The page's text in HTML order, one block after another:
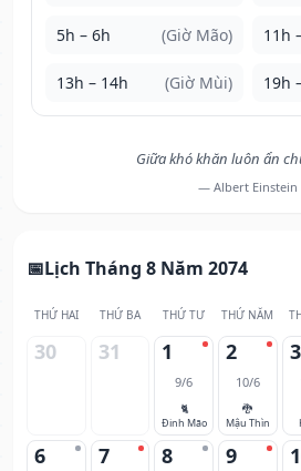
5h – 6h (Giờ Mão) 11h
13h – 14h (Giờ Mùi) 19h
Giữa khó khăn luôn ẩn
— Albert Einstein
Lịch Tháng 8 Năm 2074
THỨ HAI THỨ BA THỨ TƯ THỨ NĂM
30 31 1
9/6
🐈
Đinh Mão
2
10/6
🐉
Mậu Thìn
3
6 7 8 9